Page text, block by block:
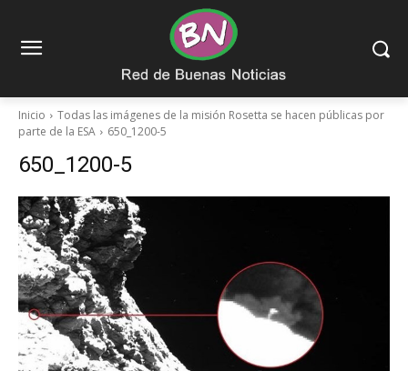
Inicio
Todas las imágenes de la misión Rosetta se hacen públicas por
parte de la ESA
650_1200-5
650_1200-5